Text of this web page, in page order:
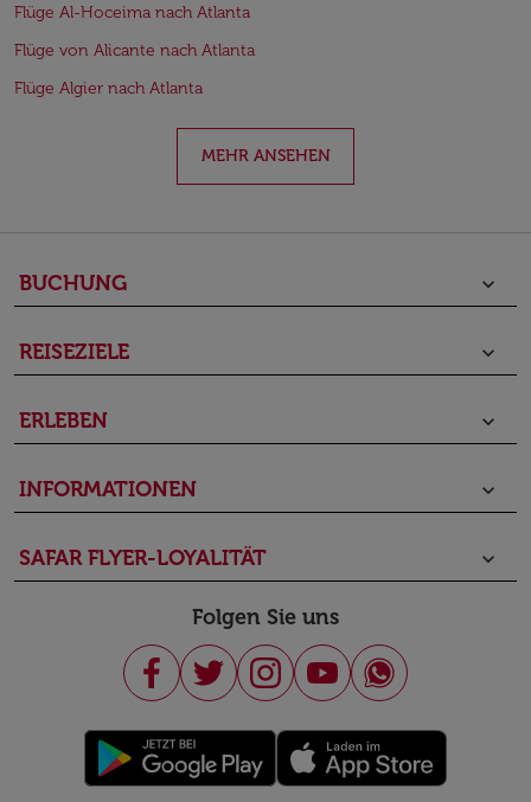
Flüge Al-Hoceima nach Atlanta
Flüge von Alicante nach Atlanta
Flüge Algier nach Atlanta
MEHR ANSEHEN
BUCHUNG keyboard_arrow_down
REISEZIELE keyboard_arrow_down
ERLEBEN keyboard_arrow_down
INFORMATIONEN keyboard_arrow_down
SAFAR FLYER-LOYALITÄT keyboard_arrow_down
Folgen Sie uns